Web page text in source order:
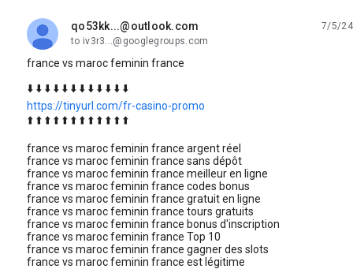
qo53kk...@outlook.com
unread,
7/5/24
to iv3r3...@googlegroups.com
france vs maroc feminin france
⬇️ ⬇️ ⬇️ ⬇️ ⬇️ ⬇️ ⬇️ ⬇️ ⬇️ ⬇️ ⬇️ ⬇️
https://tinyurl.com/fr-casino-promo
⬆️ ⬆️ ⬆️ ⬆️ ⬆️ ⬆️ ⬆️ ⬆️ ⬆️ ⬆️ ⬆️ ⬆️
france vs maroc feminin france argent réel
france vs maroc feminin france sans dépôt
france vs maroc feminin france meilleur en ligne
france vs maroc feminin france codes bonus
france vs maroc feminin france gratuit en ligne
france vs maroc feminin france tours gratuits
france vs maroc feminin france bonus d'inscription
france vs maroc feminin france Top 10
france vs maroc feminin france gagner des slots
france vs maroc feminin france est légitime